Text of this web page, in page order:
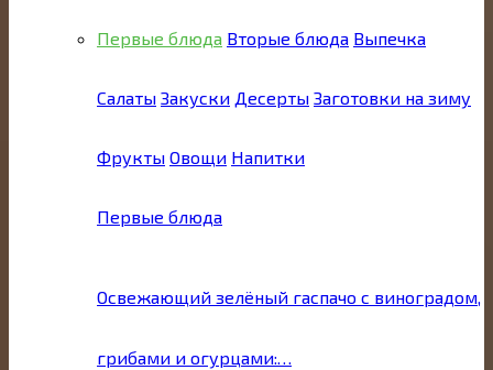
Первые блюда Вторые блюда Выпечка
Салаты Закуски Десерты Заготовки на зиму
Фрукты Овощи Напитки
Первые блюда
Освежающий зелёный гаспачо с виноградом,
грибами и огурцами:…